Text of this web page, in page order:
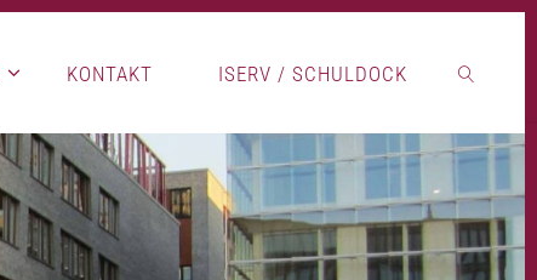
KONTAKT ISERV / SCHULDOCK
SEARCH